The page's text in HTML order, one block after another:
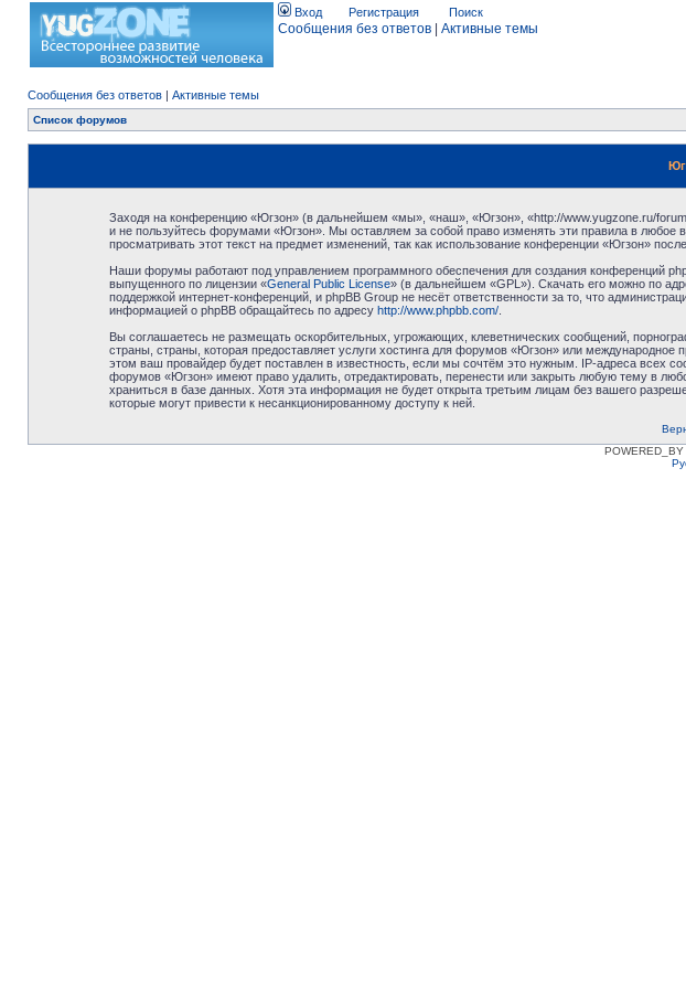
Вход Регистрация Поиск
Сообщения без ответов Активные темы
Сообщения без ответов | Активные темы
Список форумов
Заходя на конференцию «Югзон» (в дальнейшем «мы», «наш», «Югзон», «http://www.yugzone.ru/
и не пользуйтесь форумами «Югзон». Мы оставляем за собой право изменять эти правила в
просматривать этот текст на предмет изменений, так как использование конференции «Югзон»
Наши форумы работают под управлением программного обеспечения для создания конференций
выпущенного по лицензии «General Public License» (в дальнейшем «GPL»). Скачать его можно по
поддержкой интернет-конференций, и phpBB Group не несёт ответственности за то, что
информацией о phpBB обращайтесь по адресу http://www.phpbb.com/.
Вы соглашаетесь не размещать оскорбительных, угрожающих, клеветнических сообщений,
страны, страны, которая предоставляет услуги хостинга для форумов «Югзон» или
этом ваш провайдер будет поставлен в известность, если мы сочтём это нужным. IP-адреса всех
форумов «Югзон» имеют право удалить, отредактировать, перенести или закрыть любую тему в
храниться в базе данных. Хотя эта информация не будет открыта третьим лицам без вашего
которые могут привести к несанкционированному доступу к ней.
POWERED_BY